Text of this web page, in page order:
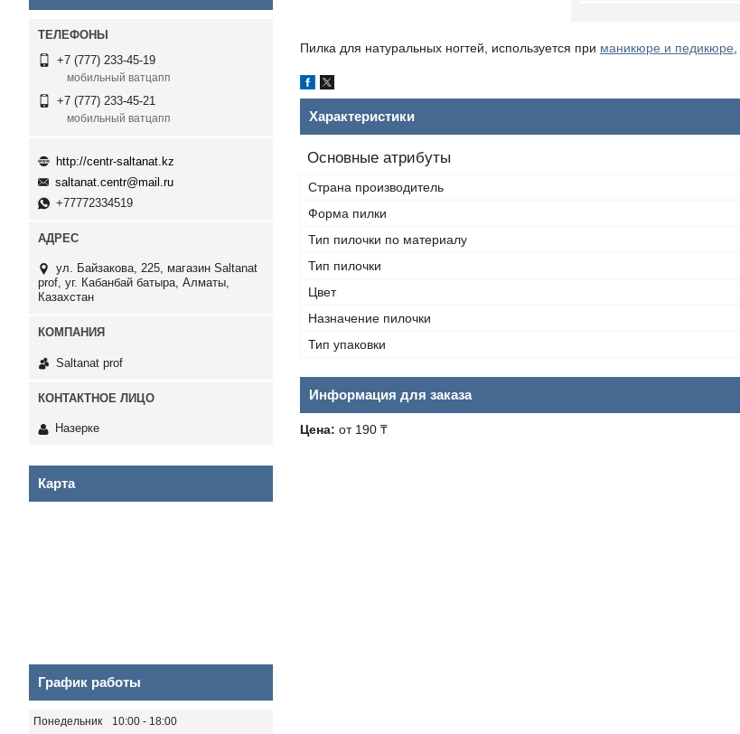
Пилка для натуральных ногтей, используется при маникюре и педикюре
Характеристики
Основные атрибуты
Страна производитель
Форма пилки
Тип пилочки по материалу
Тип пилочки
Цвет
Назначение пилочки
Тип упаковки
Информация для заказа
Цена: от 190 ₸
+7 (777) 233-45-19
мобильный ватцапп
+7 (777) 233-45-21
мобильный ватцапп
http://centr-saltanat.kz
saltanat.centr@mail.ru
+77772334519
ул. Байзакова, 225, магазин Saltanat
prof, уг. Кабанбай батыра, Алматы,
Казахстан
Saltanat prof
Назерке
Карта
График работы
Понедельник 10:00
18:00